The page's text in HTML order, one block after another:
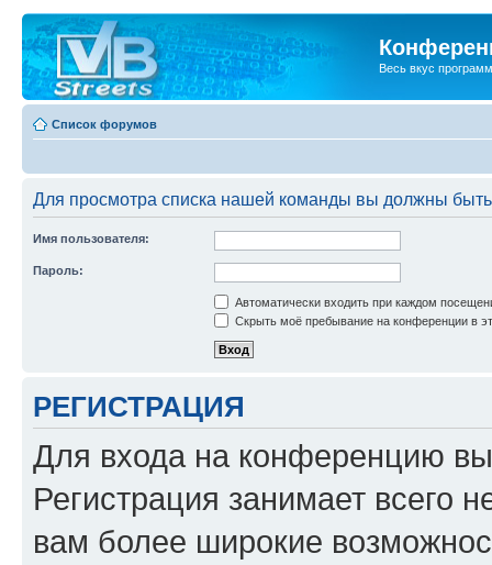
Весь вкус
Список форумов
Для просмотра списка нашей команды вы должны
Имя пользователя:
Пароль:
Автоматически входить при каждом
Скрыть моё пребывание на конференции в
РЕГИСТРАЦИЯ
Для входа на конференцию
Регистрация занимает всего
вам более широкие